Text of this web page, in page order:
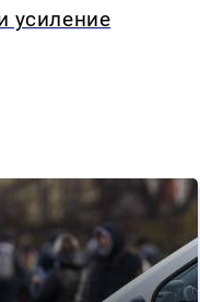
усиление